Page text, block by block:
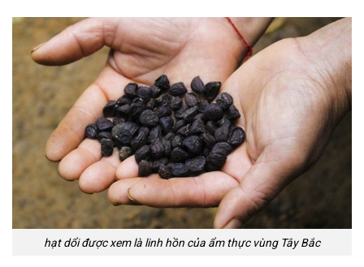
hạt dổi được xem là linh hồn của ẩm thực vùng Tây Bắc